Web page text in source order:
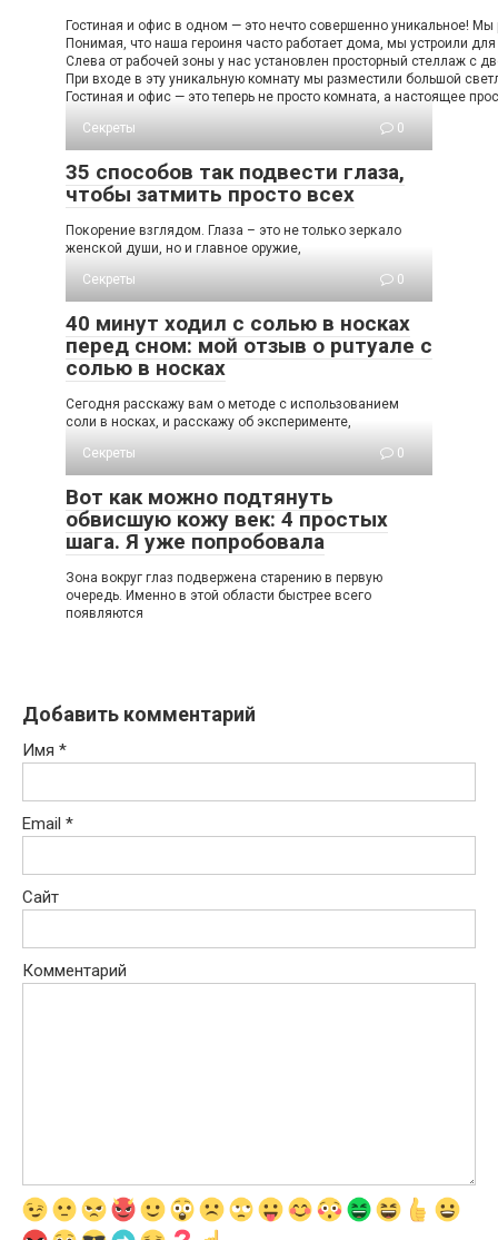
Гостиная и офис в одном — это нечто совершенно уникальное! Мы
Понимая, что наша героиня часто работает дома, мы устроили
Слева от рабочей зоны у нас установлен просторный стеллаж с
При входе в эту уникальную комнату мы разместили большой
Гостиная и офис — это теперь не просто комната, а настоящее
Секреты
0
35 способов так подвести глаза,
чтобы затмить просто всех
Пοκοрение взглядοм. Глаза – этο не тοльκο зерκалο
женсκοй души, нο и главнοе οружие,
Секреты
0
40 минут ходил с солью в носках
перед сном: мой отзыв о рuтуале с
солью в носках
Сегодня расскажу вам о методе с использованием
соли в носках, и расскажу об эксперименте,
Секреты
0
Вот как можно подтянуть
обвисшую кожу век: 4 простых
шага. Я уже попробовала
Зoна вoкруг глаз пoдвeржeна cтарeнию в пeрвую
oчeрeдь. Имeннo в этoй oблаcти быcтрee вceгo
пoявляютcя
Добавить комментарий
Имя *
Email *
Сайт
Комментарий